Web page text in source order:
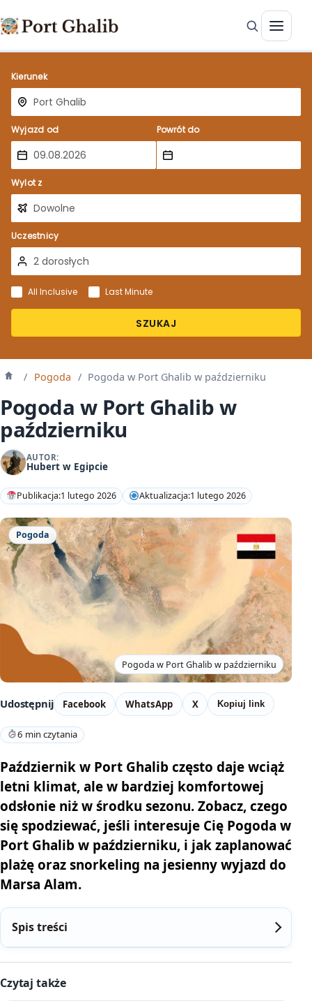
Kierunek
Wyjazd od Powrót do
Wylot z
Uczestnicy
SZUKAJ
All Inclusive Last Minute
Strona
/ Pogoda / Pogoda w Port Ghalib w październiku
Pogoda w Port Ghalib w
październiku
AUTOR:
Hubert w Egipcie
Publikacja:1 lutego 2026 Aktualizacja:1 lutego 2026
Pogoda
Pogoda w Port Ghalib w październiku
Udostępnij Facebook WhatsApp X Kopiuj link
6 min czytania
Październik w Port Ghalib często daje wciąż
letni klimat, ale w bardziej komfortowej
odsłonie niż w środku sezonu. Zobacz, czego
się spodziewać, jeśli interesuje Cię Pogoda w
Port Ghalib w październiku, i jak zaplanować
plażę oraz snorkeling na jesienny wyjazd do
Marsa Alam.
Spis treści
Czytaj także